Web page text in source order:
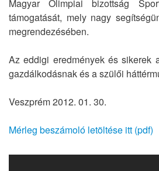
Magyar Olimpiai bizottság
támogatását, mely nagy
megrendezésében.
Az eddigi eredmények és sikerek
gazdálkodásnak és a szülői
Veszprém 2012. 01. 30.
Mérleg beszámoló letöltése itt (pdf)